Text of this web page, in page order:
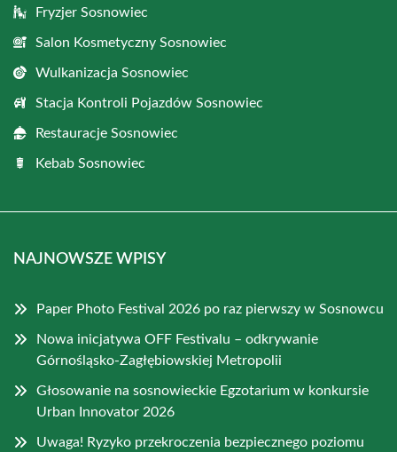
Fryzjer Sosnowiec
Salon Kosmetyczny Sosnowiec
Wulkanizacja Sosnowiec
Stacja Kontroli Pojazdów Sosnowiec
Restauracje Sosnowiec
Kebab Sosnowiec
NAJNOWSZE WPISY
Paper Photo Festival 2026 po raz pierwszy w Sosnowcu
Nowa inicjatywa OFF Festivalu – odkrywanie
Górnośląsko-Zagłębiowskiej Metropolii
Głosowanie na sosnowieckie Egzotarium w konkursie
Urban Innovator 2026
Uwaga! Ryzyko przekroczenia bezpiecznego poziomu